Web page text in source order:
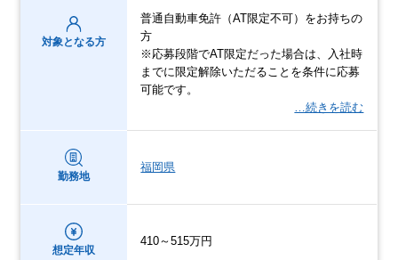
対象となる方
普通自動車免許（AT限定不可）をお持ちの
方
※応募段階でAT限定だった場合は、入社時
までに限定解除いただることを条件に応募
可能です。
…続きを読む
勤務地
福岡県
想定年収
410～515万円